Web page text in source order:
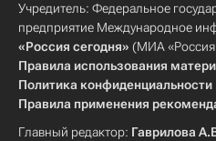
Учредитель: Федеральное
предприятие Международное
«Россия сегодня» (МИА «Россия
Правила использования
Политика конфиденциальности
Правила применения
Главный редактор: Гаврилова